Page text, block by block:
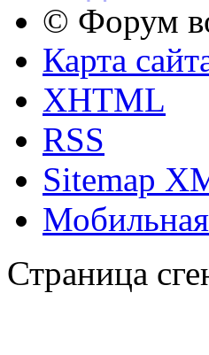
© Форум
Карта
XHTML
RSS
Sitemap
Страница